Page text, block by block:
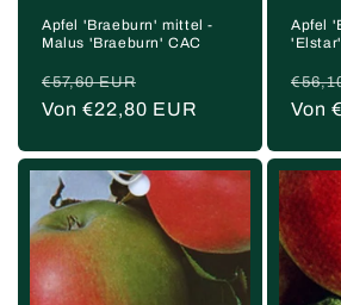
Apfel 'Braeburn' mittel -
Malus 'Braeburn' CAC
Normaler
Preis
€57,60 EUR
Von €22,80 EUR
Apfel
Preis
Von